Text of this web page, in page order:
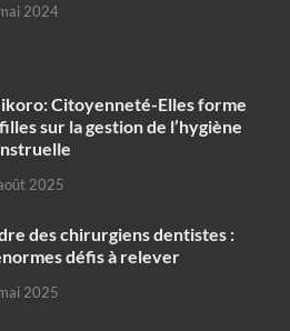
2024
Citoyenneté-Elles forme
sur la gestion de l’hygiène
2025
des chirurgiens dentistes :
défis à relever
2025